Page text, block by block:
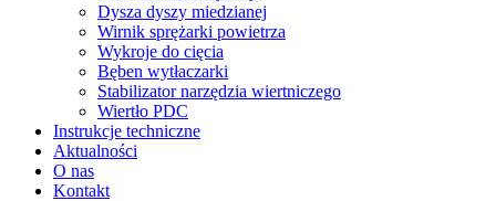
Dysza dyszy miedzianej
Wirnik sprężarki powietrza
Wykroje do cięcia
Bęben wytłaczarki
Stabilizator narzędzia wiertniczego
Wiertło PDC
Instrukcje techniczne
Aktualności
O nas
Kontakt